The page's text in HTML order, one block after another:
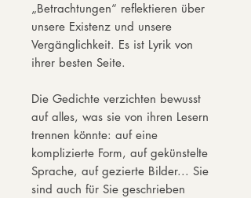
„Betrachtungen“ reflektieren über
unsere Existenz und unsere
Vergänglichkeit. Es ist Lyrik von
ihrer besten Seite.
Die Gedichte verzichten bewusst
auf alles, was sie von ihren Lesern
trennen könnte: auf eine
komplizierte Form, auf gekünstelte
Sprache, auf gezierte Bilder... Sie
sind auch für Sie geschrieben